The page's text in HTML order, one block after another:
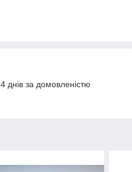
днів за домовленістю